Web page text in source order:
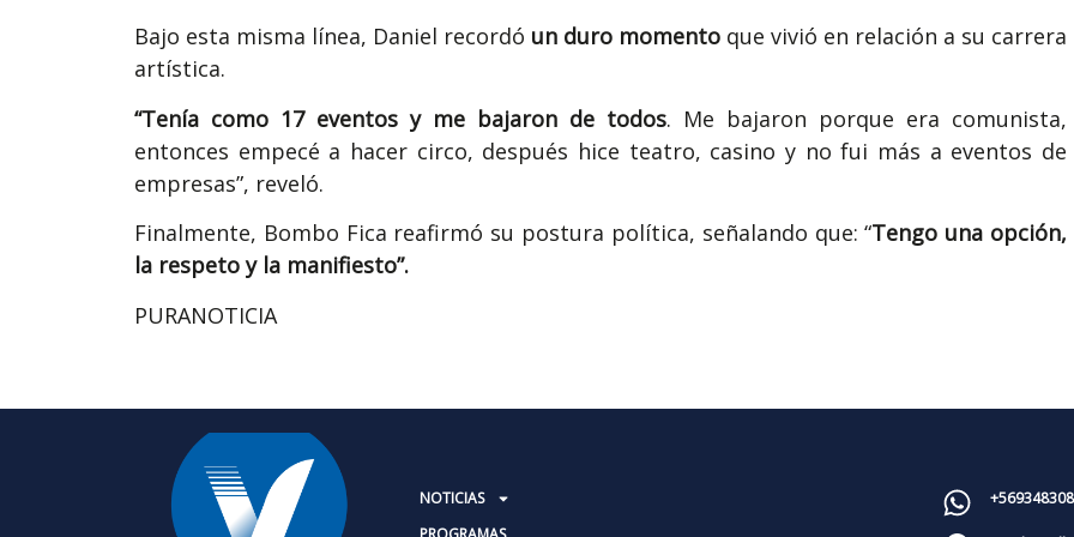
Bajo esta misma línea, Daniel recordó un duro momento que vivió en relación a su carrera
artística.
“Tenía como 17 eventos y me bajaron de todos. Me bajaron porque era comunista,
entonces empecé a hacer circo, después hice teatro, casino y no fui más a eventos de
empresas”, reveló.
Finalmente, Bombo Fica reafirmó su postura política, señalando que: “Tengo una opción,
la respeto y la manifiesto”.
PURANOTICIA
NOTICIAS